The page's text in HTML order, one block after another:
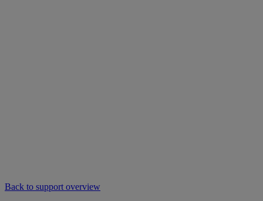
Back to support overview